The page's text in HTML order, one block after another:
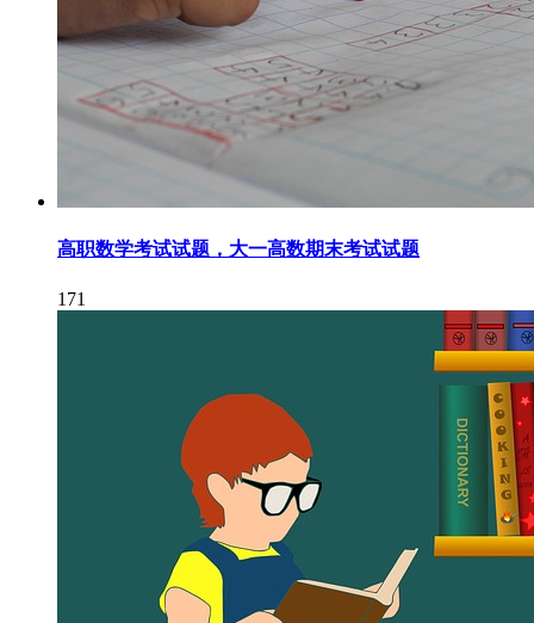
高职数学考试试题，大一高数期末考试试题
171